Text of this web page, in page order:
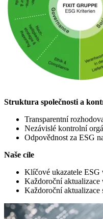
Struktura společnosti a
Transparentní
Nezávislé kontrolní
Odpovědnost za ESG
Naše cíle
Klíčové ukazatele ESG
Každoroční aktualizace
Každoroční aktualizace